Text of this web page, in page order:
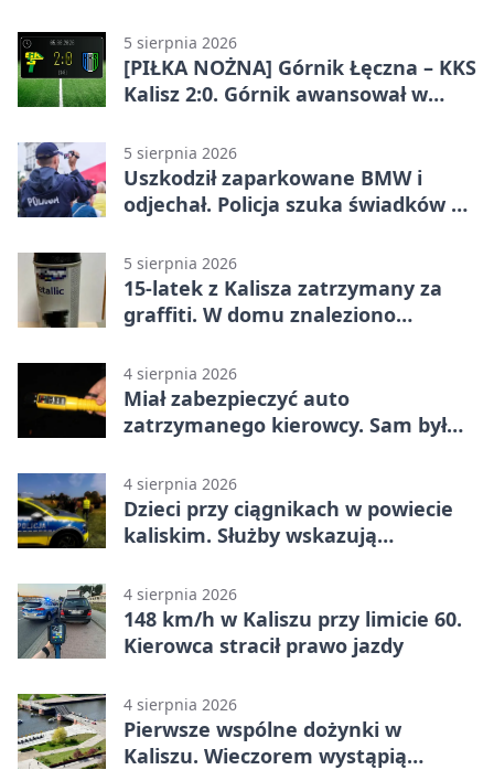
5 sierpnia 2026
[PIŁKA NOŻNA] Górnik Łęczna – KKS
Kalisz 2:0. Górnik awansował w
5 sierpnia 2026
Uszkodził zaparkowane BMW i
odjechał. Policja szuka świadków w
5 sierpnia 2026
15-latek z Kalisza zatrzymany za
graffiti. W domu znaleziono
4 sierpnia 2026
Miał zabezpieczyć auto
zatrzymanego kierowcy. Sam był
4 sierpnia 2026
Dzieci przy ciągnikach w powiecie
kaliskim. Służby wskazują
4 sierpnia 2026
148 km/h w Kaliszu przy limicie 60.
Kierowca stracił prawo jazdy
4 sierpnia 2026
Pierwsze wspólne dożynki w
Kaliszu. Wieczorem wystąpią